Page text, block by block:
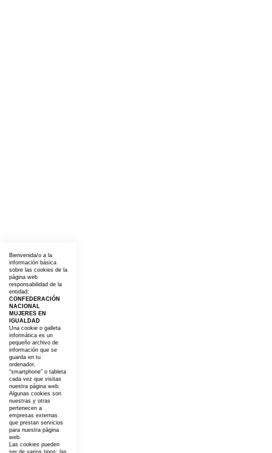
Bienvenida/o a la
información básica
sobre las cookies de la
página web
responsabilidad de la
entidad:
CONFEDERACIÓN
NACIONAL
MUJERES EN
IGUALDAD
Una cookie o galleta
informática es un
pequeño archivo de
información que se
guarda en tu
ordenador,
“smartphone” o tableta
cada vez que visitas
nuestra página web.
Algunas cookies son
nuestras y otras
pertenecen a
empresas externas
que prestan servicios
para nuestra página
web.
Las cookies pueden
ser de varios tipos: las